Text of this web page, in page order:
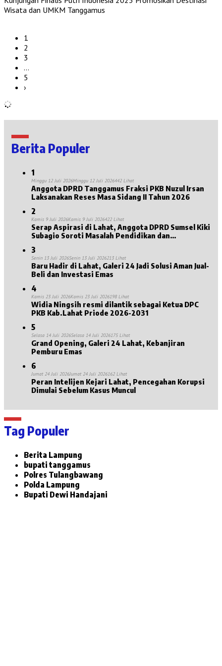
Wisata dan UMKM Tanggamus
1
2
3
…
5
›
Berita Populer
1
Minggu 12 Juli 2026Minggu 12 Juli 2026442 Lihat
Anggota DPRD Tanggamus Fraksi PKB Nuzul Irsan
Laksanakan Reses Masa Sidang II Tahun 2026
2
Kamis 9 Juli 2026Kamis 9 Juli 2026422 Lihat
Serap Aspirasi di Lahat, Anggota DPRD Sumsel Kiki
Subagio Soroti Masalah Pendidikan dan
3
Senin 13 Juli 2026Senin 13 Juli 2026213 Lihat
Baru Hadir di Lahat, Galeri 24 Jadi Solusi Aman Jual-
Beli dan Investasi Emas
4
Kamis 23 Juli 2026Kamis 23 Juli 2026198 Lihat
Widia Ningsih resmi dilantik sebagai Ketua DPC
PKB Kab.Lahat Priode 2026-2031
5
Selasa 14 Juli 2026Selasa 14 Juli 2026175 Lihat
Grand Opening, Galeri 24 Lahat, Kebanjiran
Pemburu Emas
6
Jumat 24 Juli 2026Jumat 24 Juli 2026162 Lihat
Peran Intelijen Kejari Lahat, Pencegahan Korupsi
Dimulai Sebelum Kasus Muncul
Tag Populer
Berita Lampung
bupati tanggamus
Polres Tulangbawang
Polda Lampung
Bupati Dewi Handajani